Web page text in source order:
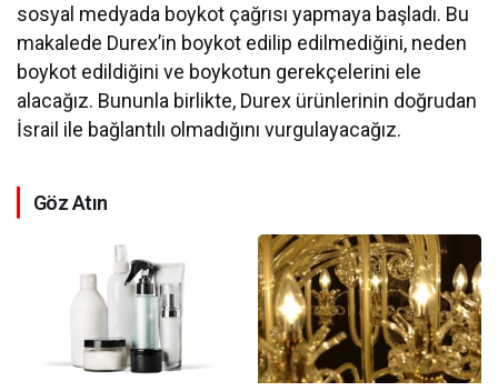
sosyal medyada boykot çağrısı yapmaya başladı. Bu
makalede Durex’in boykot edilip edilmediğini, neden
boykot edildiğini ve boykotun gerekçelerini ele
alacağız. Bununla birlikte, Durex ürünlerinin doğrudan
İsrail ile bağlantılı olmadığını vurgulayacağız.
Göz Atın